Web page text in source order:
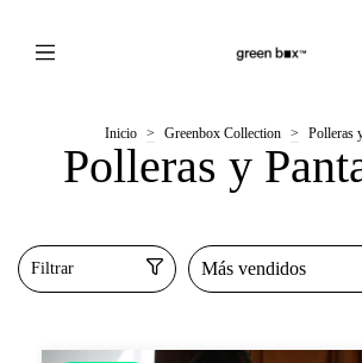
Inicio > Greenbox Collection > Polleras
Polleras y
Filtrar